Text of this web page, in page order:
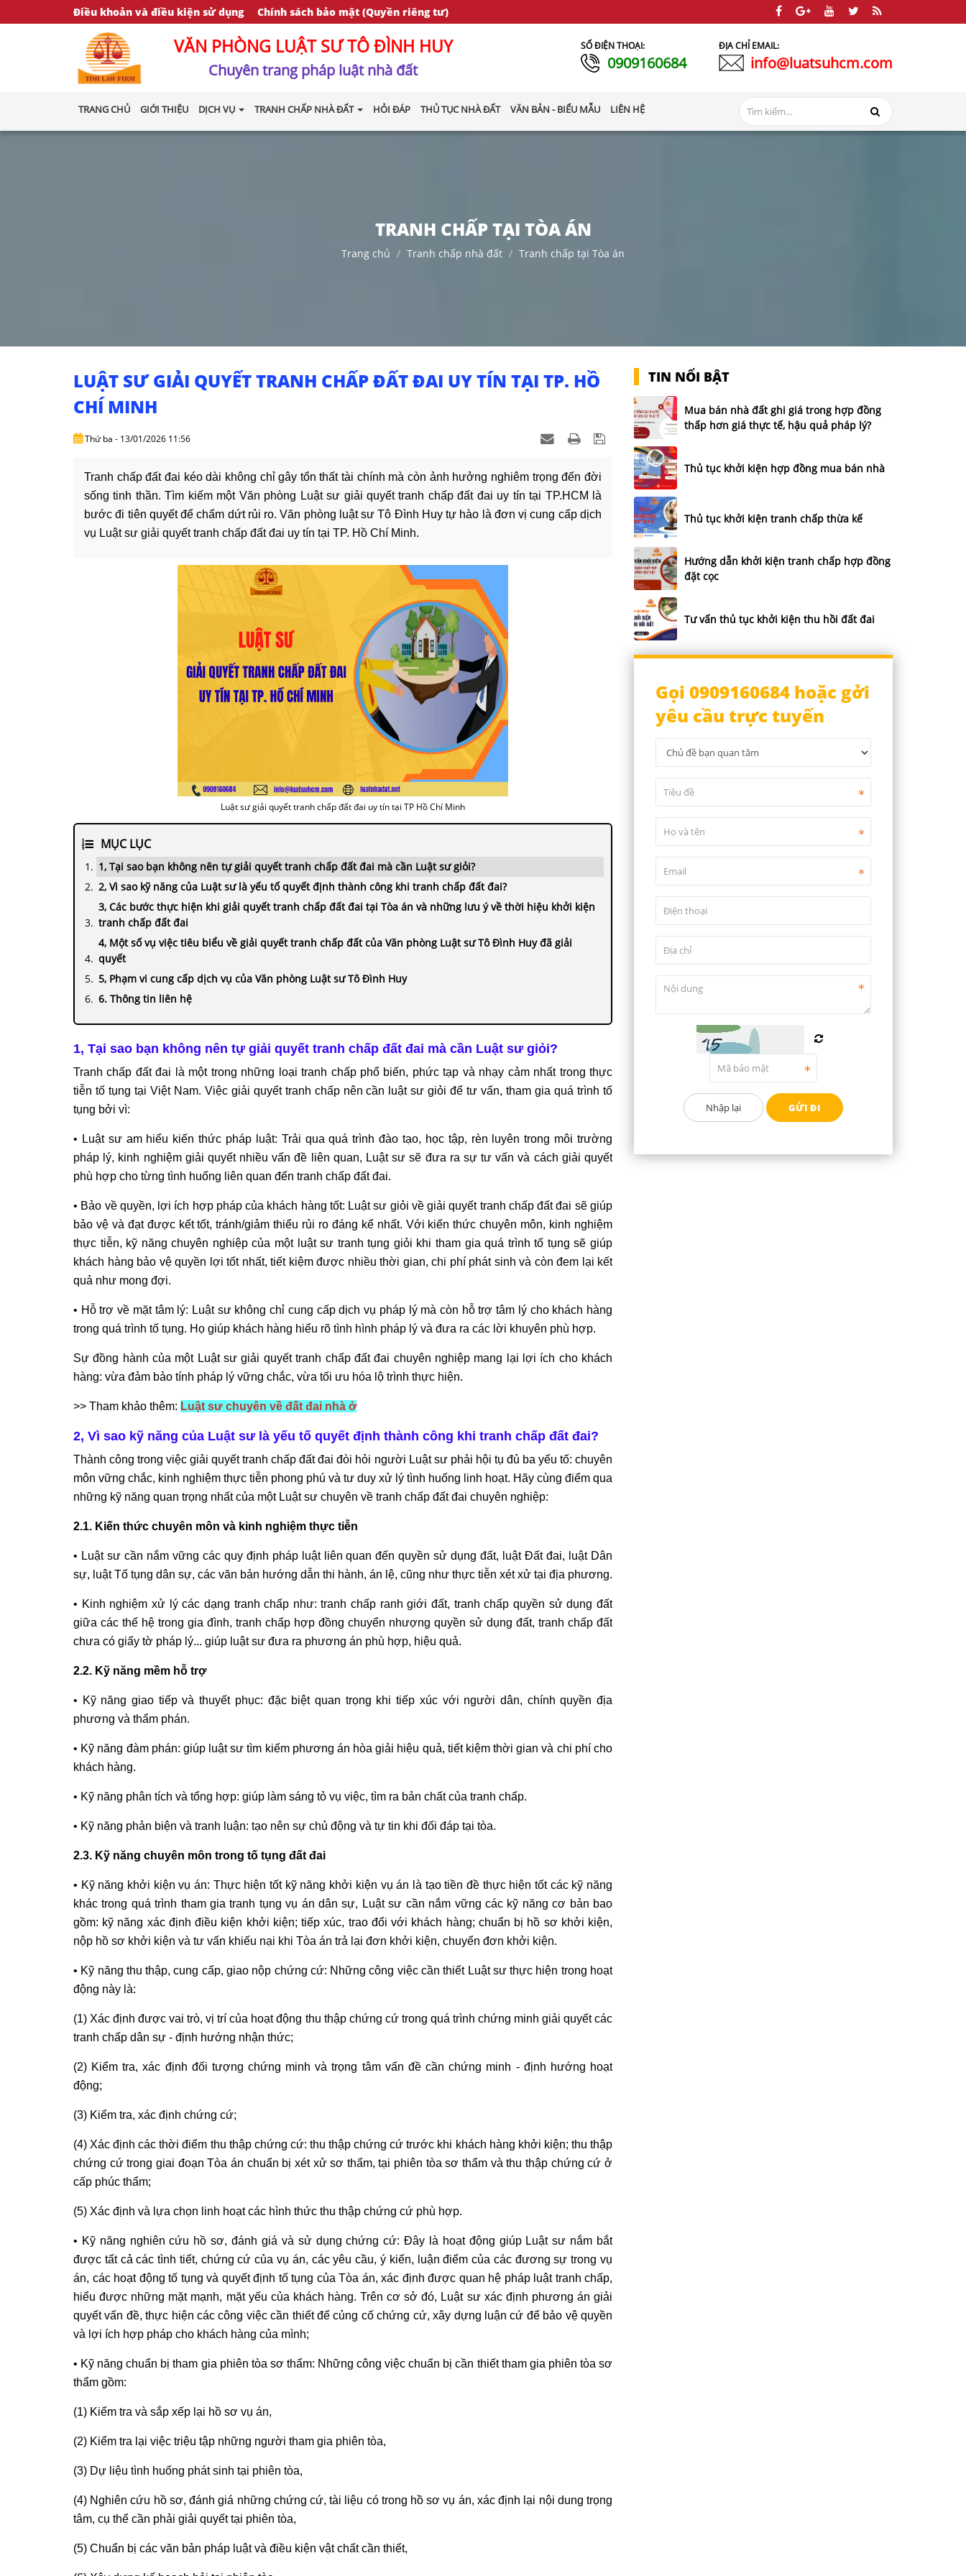
Điều khoản và điều kiện sử dụng Chính sách bảo mật (Quyền riêng tư)
VĂN PHÒNG LUẬT SƯ TÔ ĐÌNH HUY
Chuyên trang pháp luật nhà đất
SỐ ĐIỆN THOẠI:
0909160684
ĐỊA CHỈ EMAIL:
info@luatsuhcm.com
TRANG CHỦ GIỚI THIỆU DỊCH VỤ TRANH CHẤP NHÀ ĐẤT HỎI ĐÁP THỦ TỤC NHÀ ĐẤT VĂN BẢN - BIỂU MẪU LIÊN HỆ
TRANH CHẤP TẠI TÒA ÁN
Trang chủ Tranh chấp nhà đất Tranh chấp tại Tòa án
LUẬT SƯ GIẢI QUYẾT TRANH CHẤP ĐẤT ĐAI UY TÍN TẠI TP. HỒ
CHÍ MINH
Thứ ba - 13/01/2026 11:56
Tranh chấp đất đai kéo dài không chỉ gây tổn thất tài chính mà còn ảnh hưởng nghiêm trọng đến đời
sống tinh thần. Tìm kiếm một Văn phòng Luật sư giải quyết tranh chấp đất đai uy tín tại TP.HCM là
bước đi tiên quyết để chấm dứt rủi ro. Văn phòng luật sư Tô Đình Huy tự hào là đơn vị cung cấp dịch
vụ Luật sư giải quyết tranh chấp đất đai uy tín tại TP. Hồ Chí Minh.
Luật sư giải quyết tranh chấp đất đai uy tín tại TP Hồ Chí Minh
MỤC LỤC
1, Tại sao bạn không nên tự giải quyết tranh chấp đất đai mà cần Luật sư giỏi?
2, Vì sao kỹ năng của Luật sư là yếu tố quyết định thành công khi tranh chấp đất đai?
3, Các bước thực hiện khi giải quyết tranh chấp đất đai tại Tòa án và những lưu ý về thời hiệu khởi kiện
tranh chấp đất đai
4, Một số vụ việc tiêu biểu về giải quyết tranh chấp đất của Văn phòng Luật sư Tô Đình Huy đã giải
quyết
5, Phạm vi cung cấp dịch vụ của Văn phòng Luật sư Tô Đình Huy
6. Thông tin liên hệ
1, Tại sao bạn không nên tự giải quyết tranh chấp đất đai mà cần Luật sư giỏi?
Tranh chấp đất đai là một trong những loại tranh chấp phổ biến, phức tạp và nhạy cảm nhất trong thực
tiễn tố tụng tại Việt Nam. Việc giải quyết tranh chấp nên cần luật sư giỏi để tư vấn, tham gia quá trình tố
tụng bởi vì:
• Luật sư am hiểu kiến thức pháp luật: Trải qua quá trình đào tạo, học tập, rèn luyên trong môi trường
pháp lý, kinh nghiệm giải quyết nhiều vấn đề liên quan, Luật sư sẽ đưa ra sự tư vấn và cách giải quyết
phù hợp cho từng tình huống liên quan đến tranh chấp đất đai.
• Bảo về quyền, lợi ích hợp pháp của khách hàng tốt: Luật sư giỏi về giải quyết tranh chấp đất đai sẽ giúp
bảo vệ và đạt được kết tốt, tránh/giảm thiểu rủi ro đáng kể nhất. Với kiến thức chuyên môn, kinh nghiệm
thực tiễn, kỹ năng chuyên nghiệp của một luật sư tranh tụng giỏi khi tham gia quá trình tố tụng sẽ giúp
khách hàng bảo vệ quyền lợi tốt nhất, tiết kiệm được nhiều thời gian, chi phí phát sinh và còn đem lại kết
quả như mong đợi.
• Hỗ trợ về mặt tâm lý: Luật sư không chỉ cung cấp dịch vụ pháp lý mà còn hỗ trợ tâm lý cho khách hàng
trong quá trình tố tụng. Họ giúp khách hàng hiểu rõ tình hình pháp lý và đưa ra các lời khuyên phù hợp.
Sự đồng hành của một Luật sư giải quyết tranh chấp đất đai chuyên nghiệp mang lại lợi ích cho khách
hàng: vừa đảm bảo tính pháp lý vững chắc, vừa tối ưu hóa lộ trình thực hiện.
>> Tham khảo thêm: Luật sư chuyên về đất đai nhà ở
2, Vì sao kỹ năng của Luật sư là yếu tố quyết định thành công khi tranh chấp đất đai?
Thành công trong việc giải quyết tranh chấp đất đai đòi hỏi người Luật sư phải hội tụ đủ ba yếu tố: chuyên
môn vững chắc, kinh nghiệm thực tiễn phong phú và tư duy xử lý tình huống linh hoạt. Hãy cùng điểm qua
những kỹ năng quan trọng nhất của một Luật sư chuyên về tranh chấp đất đai chuyên nghiệp:
2.1. Kiến thức chuyên môn và kinh nghiệm thực tiễn
• Luật sư cần nắm vững các quy định pháp luật liên quan đến quyền sử dụng đất, luật Đất đai, luật Dân
sự, luật Tố tụng dân sự, các văn bản hướng dẫn thi hành, án lệ, cũng như thực tiễn xét xử tại địa phương.
• Kinh nghiệm xử lý các dạng tranh chấp như: tranh chấp ranh giới đất, tranh chấp quyền sử dụng đất
giữa các thế hệ trong gia đình, tranh chấp hợp đồng chuyển nhượng quyền sử dụng đất, tranh chấp đất
chưa có giấy tờ pháp lý... giúp luật sư đưa ra phương án phù hợp, hiệu quả.
2.2. Kỹ năng mềm hỗ trợ
• Kỹ năng giao tiếp và thuyết phục: đặc biệt quan trọng khi tiếp xúc với người dân, chính quyền địa
phương và thẩm phán.
• Kỹ năng đàm phán: giúp luật sư tìm kiếm phương án hòa giải hiệu quả, tiết kiệm thời gian và chi phí cho
khách hàng.
• Kỹ năng phân tích và tổng hợp: giúp làm sáng tỏ vụ việc, tìm ra bản chất của tranh chấp.
• Kỹ năng phản biện và tranh luận: tạo nên sự chủ động và tự tin khi đối đáp tại tòa.
2.3. Kỹ năng chuyên môn trong tố tụng đất đai
• Kỹ năng khởi kiện vụ án: Thực hiện tốt kỹ năng khởi kiện vụ án là tạo tiền đề thực hiện tốt các kỹ năng
khác trong quá trình tham gia tranh tụng vụ án dân sự, Luật sư cần nắm vững các kỹ năng cơ bản bao
gồm: kỹ năng xác định điều kiện khởi kiện; tiếp xúc, trao đổi với khách hàng; chuẩn bị hồ sơ khởi kiện,
nộp hồ sơ khởi kiện và tư vấn khiếu nại khi Tòa án trả lại đơn khởi kiện, chuyển đơn khởi kiện.
• Kỹ năng thu thập, cung cấp, giao nộp chứng cứ: Những công việc cần thiết Luật sư thực hiện trong hoạt
động này là:
(1) Xác định được vai trò, vị trí của hoạt động thu thập chứng cứ trong quá trình chứng minh giải quyết các
tranh chấp dân sự - định hướng nhận thức;
(2) Kiểm tra, xác định đối tượng chứng minh và trọng tâm vấn đề cần chứng minh - định hướng hoạt
động;
(3) Kiểm tra, xác định chứng cứ;
(4) Xác định các thời điểm thu thập chứng cứ: thu thập chứng cứ trước khi khách hàng khởi kiện; thu thập
chứng cứ trong giai đoạn Tòa án chuẩn bị xét xử sơ thẩm, tại phiên tòa sơ thẩm và thu thập chứng cứ ở
cấp phúc thẩm;
(5) Xác định và lựa chọn linh hoạt các hình thức thu thập chứng cứ phù hợp.
• Kỹ năng nghiên cứu hồ sơ, đánh giá và sử dụng chứng cứ: Đây là hoạt động giúp Luật sư nắm bắt
được tất cả các tình tiết, chứng cứ của vụ án, các yêu cầu, ý kiến, luận điểm của các đương sự trong vụ
án, các hoạt động tố tụng và quyết định tố tụng của Tòa án, xác định được quan hệ pháp luật tranh chấp,
hiểu được những mặt mạnh, mặt yếu của khách hàng. Trên cơ sở đó, Luật sư xác định phương án giải
quyết vấn đề, thực hiện các công việc cần thiết để củng cố chứng cứ, xây dựng luận cứ để bảo vệ quyền
và lợi ích hợp pháp cho khách hàng của mình;
• Kỹ năng chuẩn bị tham gia phiên tòa sơ thẩm: Những công việc chuẩn bị cần thiết tham gia phiên tòa sơ
thẩm gồm:
(1) Kiểm tra và sắp xếp lại hồ sơ vụ án,
(2) Kiểm tra lại việc triệu tập những người tham gia phiên tòa,
(3) Dự liệu tình huống phát sinh tại phiên tòa,
(4) Nghiên cứu hồ sơ, đánh giá những chứng cứ, tài liệu có trong hồ sơ vụ án, xác định lại nội dung trọng
tâm, cụ thể cần phải giải quyết tại phiên tòa,
(5) Chuẩn bị các văn bản pháp luật và điều kiện vật chất cần thiết,
TIN NỔI BẬT
Mua bán nhà đất ghi giá trong hợp đồng
thấp hơn giá thực tế, hậu quả pháp lý?
Thủ tục khởi kiện hợp đồng mua bán nhà
Thủ tục khởi kiện tranh chấp thừa kế
Hướng dẫn khởi kiện tranh chấp hợp đồng
đặt cọc
Tư vấn thủ tục khởi kiện thu hồi đất đai
Gọi 0909160684 hoặc gởi
yêu cầu trực tuyến